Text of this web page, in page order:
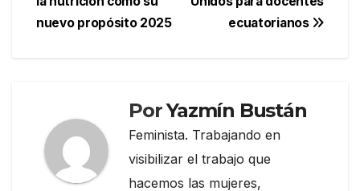
entradas
ecuatorianos
nuevo propósito 2025
PorYazmín Bustán
Feminista. Trabajando en
visibilizar el trabajo que
hacemos las mujeres,